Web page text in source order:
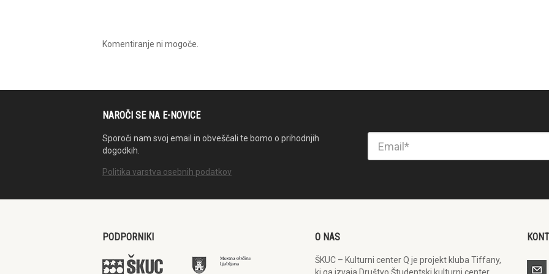
Komentiranje ni mogoče.
NAROČI SE NA E-NOVICE
Sporoči nam svoj email in obveščali te bomo o prihodnjih
dogodkih.
Politika varstva osebnih podatkov
PODPORNIKI O NAS
ŠKUC – Kulturni center Q je projekt kluba Tiffany,